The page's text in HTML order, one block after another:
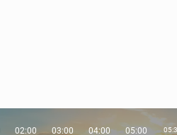
02:00 03:00 04:00 05:00